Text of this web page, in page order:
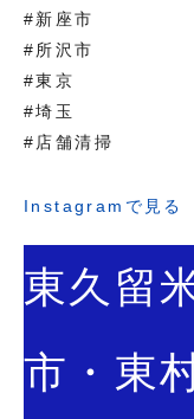
#新座市
#所沢市
#東京
#埼玉
#店舗清掃
Instagramで見る
東久留
市・東